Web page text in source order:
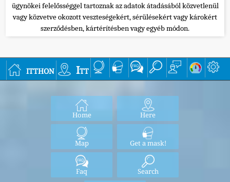
ügynökei felelősséggel tartoznak az adatok átadásából közvetlenül
vagy közvetve okozott veszteségekért, sérülésekért vagy károkért
szerződésben, kártérítésben vagy egyéb módon.
itthon Itt
Home Here
Map Get a mask!
Faq Search